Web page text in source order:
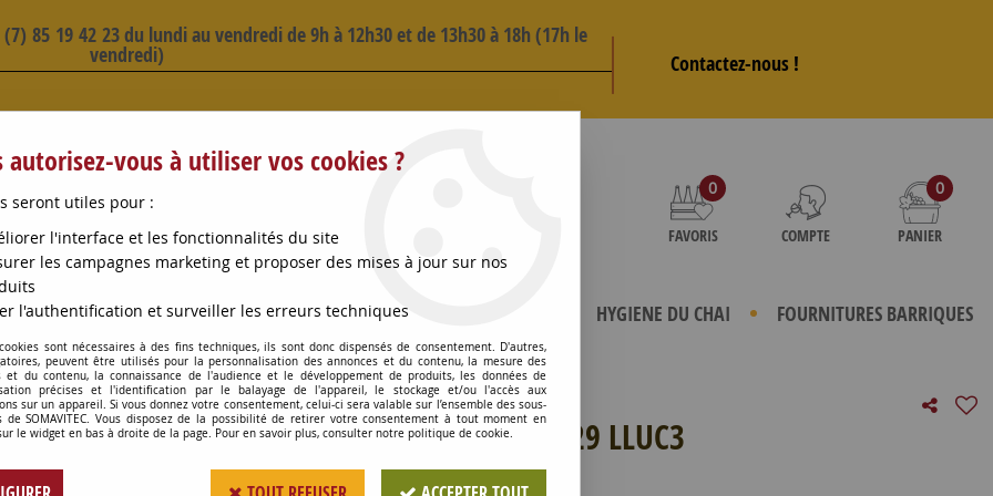
85 19 42 23 du lundi au vendredi de 9h à 12h30 et de 13h30 à 18h (17h le
vendredi) Contactez-nous !
0
FAVORIS COMPTE
0
PANIER
CONSOMMABLES OENOLOGIE HYGIENE DU CHAI FOURNITURES BARRIQUES
>ROULEMENT ETANCHE 0629 LLUC3
ROULEMENT ETANCHE 0629 LLUC3
autorisez-vous à utiliser vos cookies ?
seront utiles pour :
l'interface et les fonctionnalités du site
les campagnes marketing et proposer des mises à jour sur nos
l'authentification et surveiller les erreurs techniques
sont nécessaires à des fins techniques, ils sont donc dispensés de consentement. D'autres,
peuvent être utilisés pour la personnalisation des annonces et du contenu, la mesure des
et du contenu, la connaissance de l'audience et le développement de produits, les données de
précises et l'identification par le balayage de l'appareil, le stockage et/ou l'accès aux
sur un appareil. Si vous donnez votre consentement, celui-ci sera valable sur l’ensemble des sous-
de SOMAVITEC. Vous disposez de la possibilité de retirer votre consentement à tout moment en
le widget en bas à droite de la page. Pour en savoir plus, consulter notre politique de cookie.